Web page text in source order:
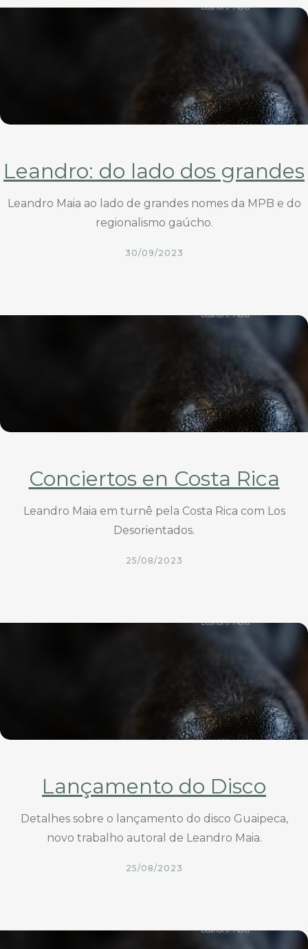
Leandro: do lado dos grandes
Leandro Maia ao lado de grandes nomes da MPB e do
regionalismo gaúcho.
30/09/2023
Conciertos en Costa Rica
Leandro Maia em turnê pela Costa Rica com Los
Desorientados.
25/08/2023
Lançamento do Disco
Detalhes sobre o lançamento do disco Guaipeca,
novo trabalho autoral de Leandro Maia.
25/08/2023